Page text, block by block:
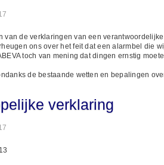
van de verklaringen van een
ons over het feit dat een alarmbel die
toch van mening dat dingen ernstig
de bestaande wetten en bepalingen
verklaring